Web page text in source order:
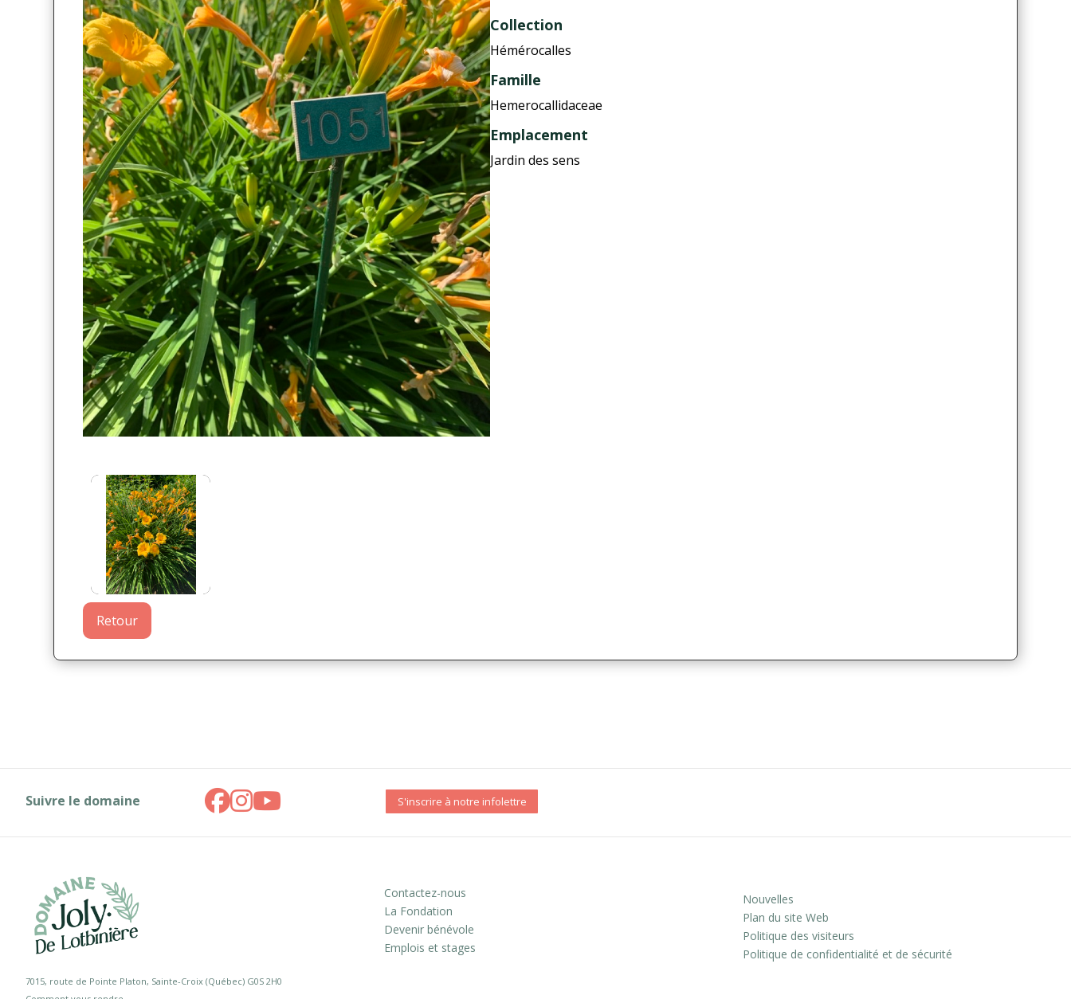
Collection
Hémérocalles
Famille
Hemerocallidaceae
Emplacement
Jardin des sens
Retour
Suivre le domaine S'inscrire à notre infolettre
7015, route de Pointe Platon, Sainte-Croix (Québec) G0S 2H0
Contactez-nous
La Fondation
Devenir bénévole
Emplois et stages
Nouvelles
Plan du site Web
Politique des visiteurs
Politique de confidentialité et de sécurité